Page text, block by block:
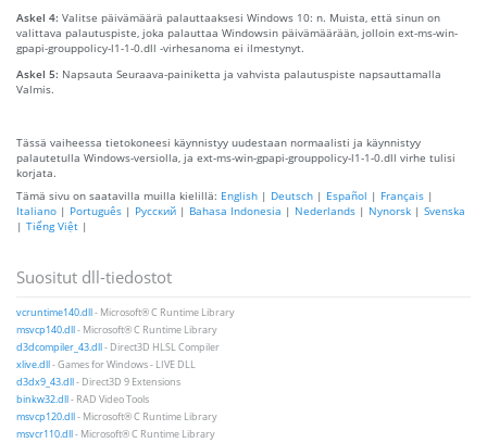
Askel 4: Valitse päivämäärä palauttaaksesi Windows 10: n. Muista, että sinun on
valittava palautuspiste, joka palauttaa Windowsin päivämäärään, jolloin ext-ms-win-
gpapi-grouppolicy-l1-1-0.dll -virhesanoma ei ilmestynyt.
Askel 5: Napsauta Seuraava-painiketta ja vahvista palautuspiste napsauttamalla
Valmis.
Tässä vaiheessa tietokoneesi käynnistyy uudestaan ​​normaalisti ja käynnistyy
palautetulla Windows-versiolla, ja ext-ms-win-gpapi-grouppolicy-l1-1-0.dll virhe tulisi
korjata.
Tämä sivu on saatavilla muilla kielillä: English | Deutsch | Español | Français |
Italiano | Português | Русский | Bahasa Indonesia | Nederlands | Nynorsk | Svenska
| Tiếng Việt |
Suositut dll-tiedostot
vcruntime140.dll- Microsoft® C Runtime Library
msvcp140.dll- Microsoft® C Runtime Library
d3dcompiler_43.dll- Direct3D HLSL Compiler
xlive.dll- Games for Windows - LIVE DLL
d3dx9_43.dll- Direct3D 9 Extensions
binkw32.dll- RAD Video Tools
msvcp120.dll- Microsoft® C Runtime Library
msvcr110.dll- Microsoft® C Runtime Library